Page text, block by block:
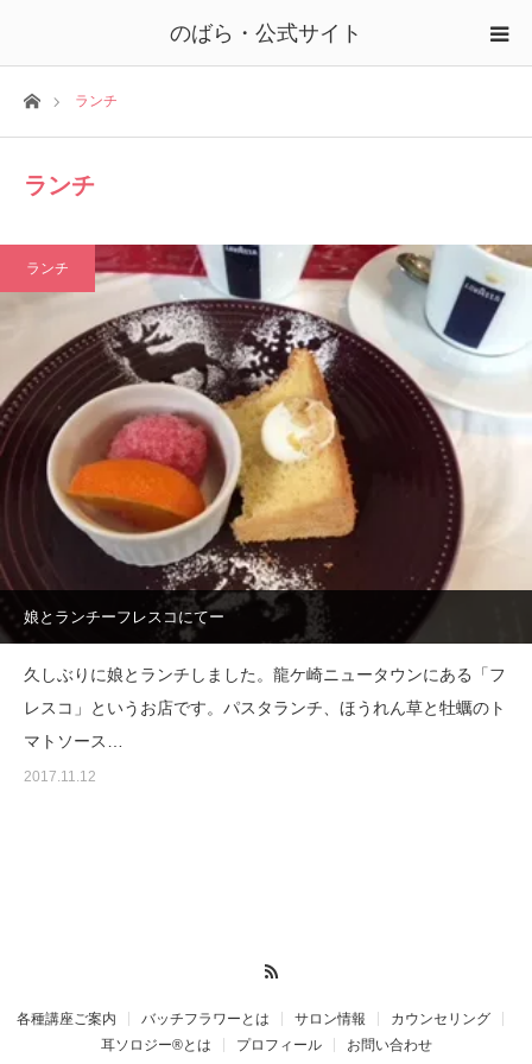
のばら・公式サイト
ホームランチ
ランチ
ランチ
娘とランチーフレスコにてー
久しぶりに娘とランチしました。龍ケ崎ニュータウンにある「フ
レスコ」というお店です。パスタランチ、ほうれん草と牡蠣のト
マトソース…
2017.11.12
各種講座ご案内 バッチフラワーとは サロン情報
カウンセリング
耳ソロジー®とは
プロフィール お問い合わせ